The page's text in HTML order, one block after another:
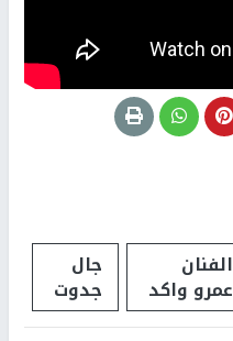
الفنان
عمرو واكد
جال
جدوت